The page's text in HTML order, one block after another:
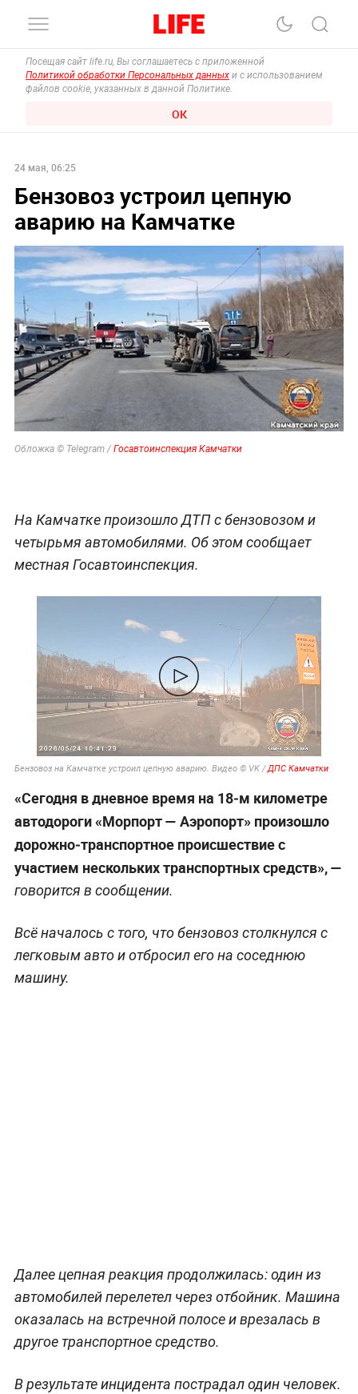
Посещая сайт life.ru, Вы соглашаетесь с приложенной
Политикой обработки Персональных данных и с использованием
файлов cookie, указанных в данной Политике.
ОК
24 мая, 06:25
Бензовоз устроил цепную
аварию на Камчатке
Обложка © Telegram /Госавтоинспекция Камчатки
На Камчатке произошло ДТП с бензовозом и
четырьмя автомобилями. Об этом сообщает
местная Госавтоинспекция.
Бензовоз на Камчатке устроил цепную аварию. Видео © VK /ДПС Камчатки
«Сегодня в дневное время на 18‑м километре
автодороги «Морпорт — Аэропорт» произошло
дорожно‑транспортное происшествие с
участием нескольких транспортных средств», —
говорится в сообщении.
Всё началось с того, что бензовоз столкнулся с
легковым авто и отбросил его на соседнюю
машину.
Далее цепная реакция продолжилась: один из
автомобилей перелетел через отбойник. Машина
оказалась на встречной полосе и врезалась в
другое транспортное средство.
В результате инцидента пострадал один человек.